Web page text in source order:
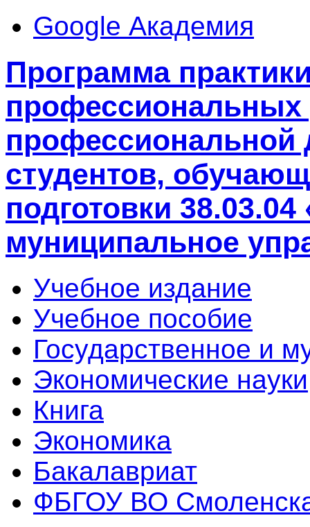
Google Академия
Программа
профессиональной
студентов,
подготовки
муниципальное
Учебное издание
Учебное пособие
Государственное и
Экономические науки
Книга
Экономика
Бакалавриат
ФБГОУ ВО